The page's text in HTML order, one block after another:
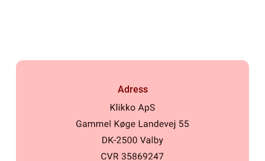
Adress